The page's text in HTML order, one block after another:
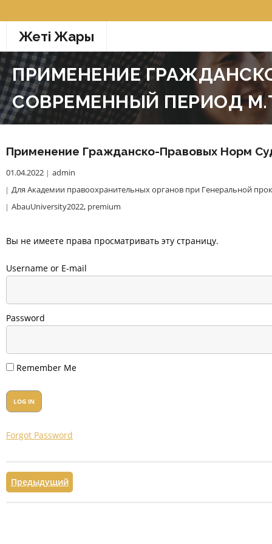
к
содержимому
Жетi Жарғы
ПРИМЕНЕНИЕ
СОВРЕМЕННЫЙ ПЕРИОД
Применение Гражданско-Правовых Норм
01.04.2022
admin
Для Академии правоохранительных органов при Генеральной
AbauUniversity2022, premium
Вы не имеете права просматривать эту страницу.
Username or E-mail
Password
Remember Me
Forgot Password
Предыдущий